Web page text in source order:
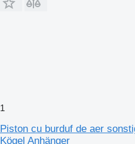
1
Piston cu burduf de aer
Kögel Anhänger